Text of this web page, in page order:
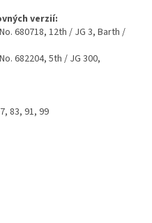
verzií:
680718, 12th / JG 3, Barth /
682204, 5th / JG 300,
83, 91, 99